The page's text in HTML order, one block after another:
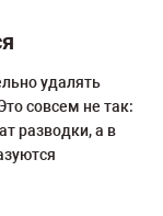
удалять
совсем не так:
разводки, а в